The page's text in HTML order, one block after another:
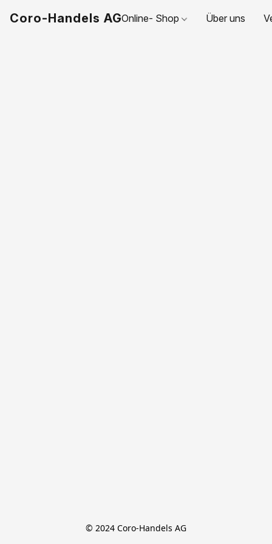
Coro-Handels AGOnline- Shop Über uns
© 2024 Coro-Handels AG